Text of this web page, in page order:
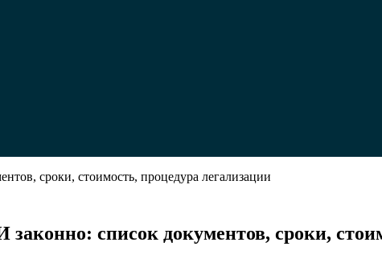
сроки, стоимость, процедура легализации
список документов, сроки,